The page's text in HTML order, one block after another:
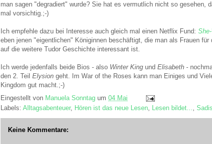
man sagen "degradiert" wurde? Sie hat es vermutlich nicht so gesehen,
mal vorsichtig.;-)
Ich empfehle dazu bei Interesse auch gleich mal einen Netflix Fund:
eben jenen "eigentlichen" Königinnen beschäftigt, die man als Frauen
auf die weitere Tudor Geschichte interessant ist.
Ich werde jedenfalls beide Bios - also Winter King und Elisabeth -
den 2. Teil Elysion geht. Im War of the Roses kann man Einiges und
Kingdom gut macht.;-)
Eingestellt von Manuela Sonntag um 04 Mai
Labels: Alltagsabenteuer, Hören ist das neue Lesen Lesen bildet...
Keine Kommentare: